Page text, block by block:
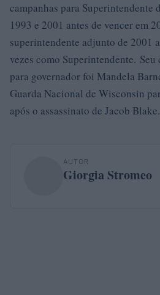
campanhas para Superintendente
1993 e 2001 antes de vencer em
superintendente adjunto de 2001
vezes como Superintendente.
para governador foi Mandela
Guarda Nacional de Wisconsin
após o assassinato de Jacob Blake.
AUTOR
Giorgia Stromeo